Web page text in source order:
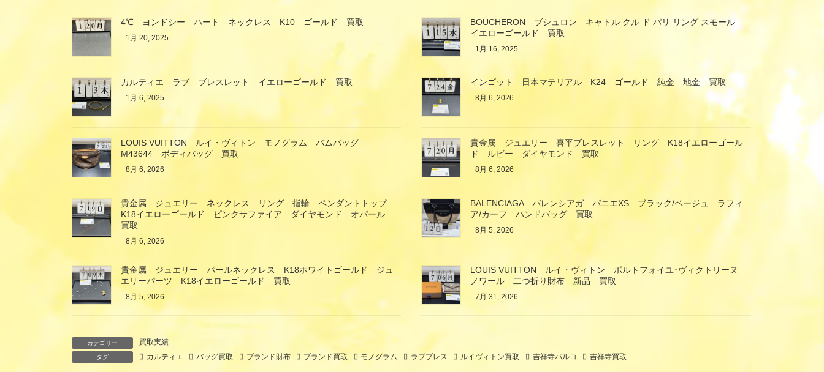
4℃ ヨンドシー ハート ネックレス K10 ゴールド 買取
1月 20, 2025
BOUCHERON ブシュロン キャトル クル ド パリ リング スモール
イエローゴールド 買取
1月 16, 2025
カルティエ ラブ ブレスレット イエローゴールド 買取
1月 6, 2025
インゴット 日本マテリアル K24 ゴールド 純金 地金 買取
8月 6, 2026
LOUIS VUITTON ルイ・ヴィトン モノグラム バムバッグ
M43644 ボディバッグ 買取
8月 6, 2026
貴金属 ジュエリー 喜平ブレスレット リング K18イエローゴール
ド ルビー ダイヤモンド 買取
8月 6, 2026
貴金属 ジュエリー ネックレス リング 指輪 ペンダントトップ
K18イエローゴールド ピンクサファイア ダイヤモンド オパール
買取
8月 6, 2026
BALENCIAGA バレンシアガ パニエXS ブラック/ベージュ ラフィ
ア/カーフ ハンドバッグ 買取
8月 5, 2026
貴金属 ジュエリー パールネックレス K18ホワイトゴールド ジュ
エリーパーツ K18イエローゴールド 買取
8月 5, 2026
LOUIS VUITTON ルイ・ヴィトン ポルトフォイユ･ヴィクトリーヌ
ノワール 二つ折り財布 新品 買取
7月 31, 2026
カテゴリー 買取実績
タグ カルティエ バッグ買取 ブランド財布 ブランド買取 モノグラム ラブブレス ルイヴィトン買取 吉祥寺パルコ 吉祥寺買取